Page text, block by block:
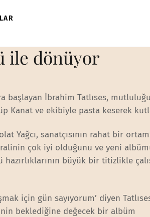
ile dönüyor
başlayan İbrahim Tatlıses,
Kanat ve ekibiyle pasta keserek
Yağcı, sanatçısının rahat bir
çok iyi olduğunu ve yeni
büyük bir titizlikle
için gün sayıyorum’ diyen
beklediğine değecek bir albüm